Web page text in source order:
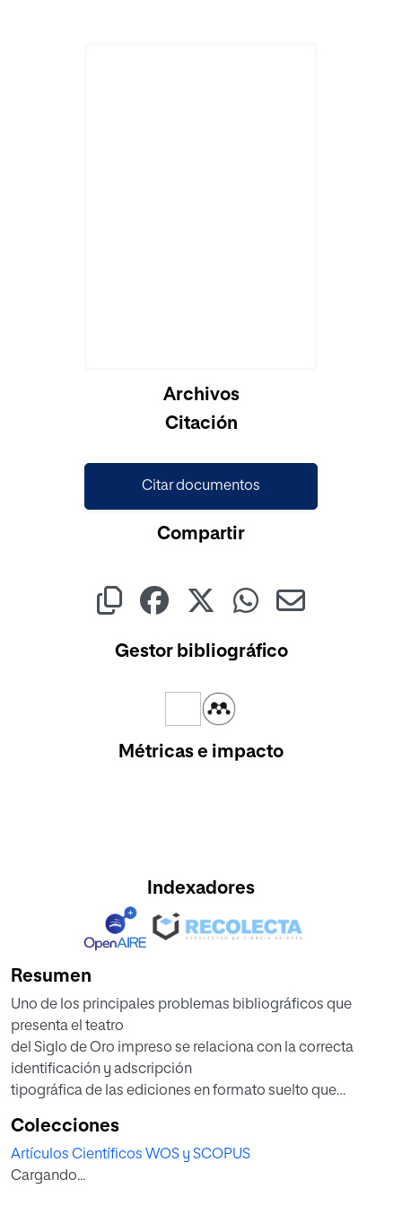
Archivos
Citación
Citar documentos
Compartir
Gestor bibliográfico
Métricas e impacto
Indexadores
Resumen
Uno de los principales problemas bibliográficos que
presenta el teatro
del Siglo de Oro impreso se relaciona con la correcta
identificación y adscripción
tipográfica de las ediciones en formato suelto que
falsos o no presentan ningún tipo de información a este
respecto. La comedia suelta
fue la forma más común para la publicación del teatro
Colecciones
Artículos Científicos WOS y SCOPUS
Cargando...